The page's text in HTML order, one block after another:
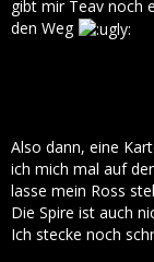
gibt mir Teav noch
den Weg
Also dann, eine
ich mich mal auf
lasse mein Ross
Die Spire ist auch
Ich stecke noch